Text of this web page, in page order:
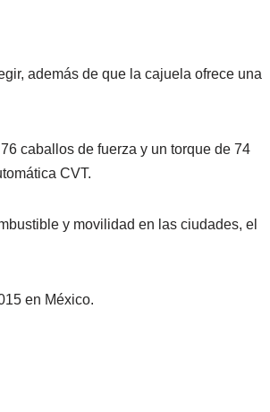
además de que la cajuela ofrece una
caballos de fuerza y un torque de 74
CVT.
y movilidad en las ciudades, el
en México.